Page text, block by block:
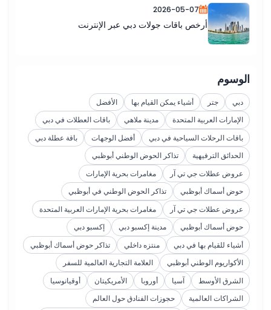
2026-05-07
أرخص باقات جولات دبي عبر الإنترنت
الوسوم
دبي جتر أشياء يمكن القيام بها
الأفضل
الإمارات العربية المتحدة
مدينة ملاهي
باقات العطلات في دبي
باقات الرحلات السياحية في دبي
أفضل الوجهات
باقة عطلة دبي
الحدائق الترفيهية
تذاكر الحوض الوطني أبوظبي
عروض عطلات جي تي آر
مغامرات بحرية الإمارات
حوض أسماك أبوظبي
تذاكر الحوض الوطني في أبوظبي
عروض عطلات جي تي آر
مغامرات بحرية الإمارات العربية المتحدة
حوض أسماك أبوظبي
مدينة إكسبو دبي
إكسبو دبي
أشياء للقيام بها في دبي
منتزه داخلي
تذاكر حوض أسماك أبوظبي
الأكواريوم الوطني أبوظبي
العلامة التجارية العالمية للسفر
الشرق الأوسط
آسيا أوروبا الأمريكيتان
أوقيانوسيا
الشراكات العالمية
حجوزات الفنادق حول العالم